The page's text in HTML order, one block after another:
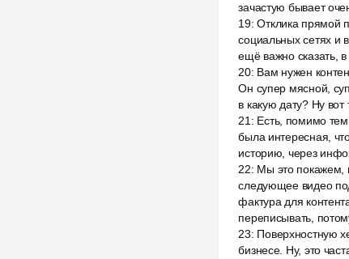
зачастую бывает
19:Отклика прямой
социальных сетях и
ещё важно сказать,
20: Вам нужен
Он супер мясной,
в какую дату? Ну
21 : Есть, помимо
была интересная,
историю, через
22: Мы это покажем,
следующее видео
фактура для
переписывать,
23: Поверхностную
бизнесе. Ну, это